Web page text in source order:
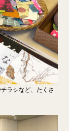
ラシなど、たくさ